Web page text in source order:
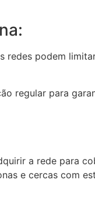
redes podem
regular para
a rede para
e cercas com